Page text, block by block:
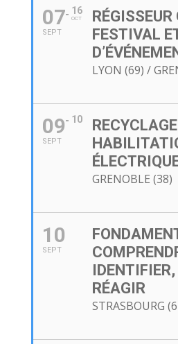
07
SEPT
16
OCT
RÉGISSEUR
FESTIVAL
LYON (69) /
09
SEPT
10
RECYCLAGE
GRENOBLE (38)
10
SEPT
RÉAGIR
STRASBOURG